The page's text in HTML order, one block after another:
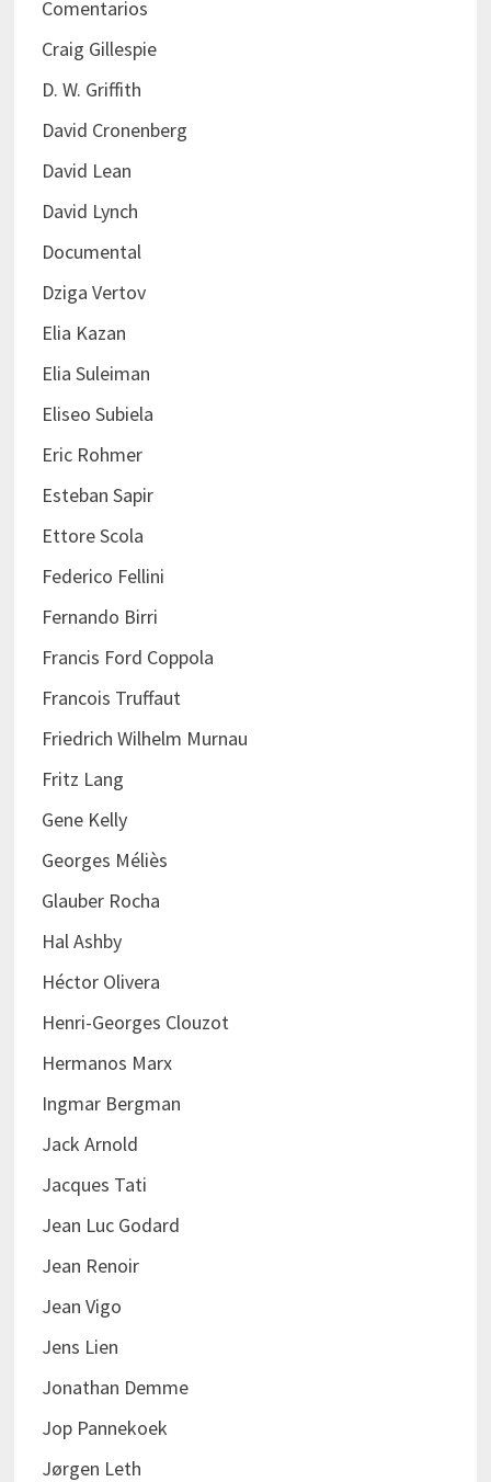
Comentarios
Craig Gillespie
D. W. Griffith
David Cronenberg
David Lean
David Lynch
Documental
Dziga Vertov
Elia Kazan
Elia Suleiman
Eliseo Subiela
Eric Rohmer
Esteban Sapir
Ettore Scola
Federico Fellini
Fernando Birri
Francis Ford Coppola
Francois Truffaut
Friedrich Wilhelm Murnau
Fritz Lang
Gene Kelly
Georges Méliès
Glauber Rocha
Hal Ashby
Héctor Olivera
Henri-Georges Clouzot
Hermanos Marx
Ingmar Bergman
Jack Arnold
Jacques Tati
Jean Luc Godard
Jean Renoir
Jean Vigo
Jens Lien
Jonathan Demme
Jop Pannekoek
Jørgen Leth